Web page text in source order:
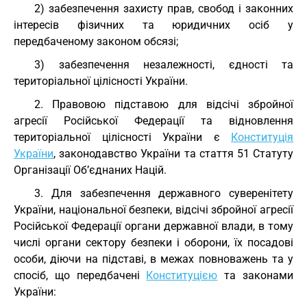
2) забезпечення захисту прав, свобод і законних
інтересів фізичних та юридичних осіб у
передбаченому законом обсязі;
3) забезпечення незалежності, єдності та
територіальної цілісності України.
2. Правовою підставою для відсічі збройної
агресії Російської Федерації та відновлення
територіальної цілісності України є Конституція
України, законодавство України та стаття 51 Статуту
Організації Об’єднаних Націй.
3. Для забезпечення державного суверенітету
України, національної безпеки, відсічі збройної агресії
Російської Федерації органи державної влади, в тому
числі органи сектору безпеки і оборони, їх посадові
особи, діючи на підставі, в межах повноважень та у
спосіб, що передбачені Конституцією та законами
України: